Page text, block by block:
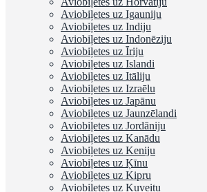
Aviobiļetes uz Igauniju
Aviobiļetes uz Indiju
Aviobiļetes uz Indonēziju
Aviobiļetes uz Īriju
Aviobiļetes uz Islandi
Aviobiļetes uz Itāliju
Aviobiļetes uz Izraēlu
Aviobiļetes uz Japānu
Aviobiļetes uz Jaunzēlandi
Aviobiļetes uz Jordāniju
Aviobiļetes uz Kanādu
Aviobiļetes uz Keniju
Aviobiļetes uz Ķīnu
Aviobiļetes uz Kipru
Aviobiļetes uz Kuveitu